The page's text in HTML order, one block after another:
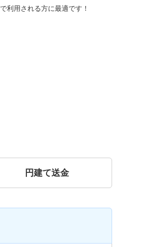
利用される方に最適です！
円建て送金